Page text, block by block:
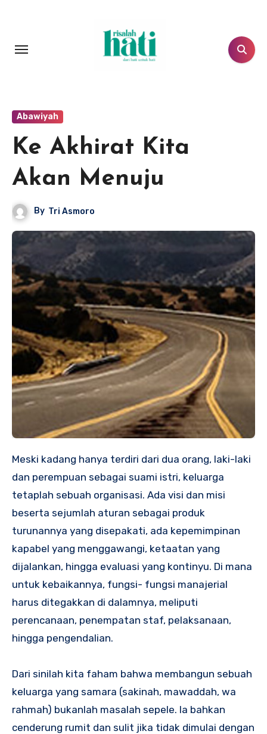
Abawiyah
Ke Akhirat Kita
Akan Menuju
By Tri Asmoro
Meski kadang hanya terdiri dari dua orang, laki-laki
dan perempuan sebagai suami istri, keluarga
tetaplah sebuah organisasi. Ada visi dan misi
beserta sejumlah aturan sebagai produk
turunannya yang disepakati, ada kepemimpinan
kapabel yang menggawangi, ketaatan yang
dijalankan, hingga evaluasi yang kontinyu. Di mana
untuk kebaikannya, fungsi- fungsi manajerial
harus ditegakkan di dalamnya, meliputi
perencanaan, penempatan staf, pelaksanaan,
hingga pengendalian.
Dari sinilah kita faham bahwa membangun sebuah
keluarga yang samara (sakinah, mawaddah, wa
rahmah) bukanlah masalah sepele. Ia bahkan
cenderung rumit dan sulit jika tidak dimulai dengan